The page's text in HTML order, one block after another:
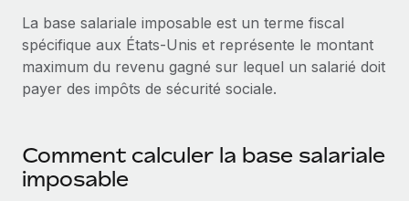
Gestion des freelances
Intégrez et gérez vos freelances partout dans le monde
PEO
INFRASTRUCTURE
Examinez notre service par rapport aux autres
CROISSANCE
Des solutions agiles et internationales pour les RH et la
paie des entreprises en pleine croissance
pays
Calculateur de paiement des freelances
Découvrez les devises disponibles et les vitesses de
paiement pour vos freelances internationaux
APPRENDRE AVEC REMOTE
Recherche et guides
Nederlands
Español
Connexion
La base salariale imposable est un terme fiscal
spécifique aux États-Unis et représente le montant
maximum du revenu gagné sur lequel un salarié doit
payer des impôts de sécurité sociale.
Comment calculer la base salariale
imposable